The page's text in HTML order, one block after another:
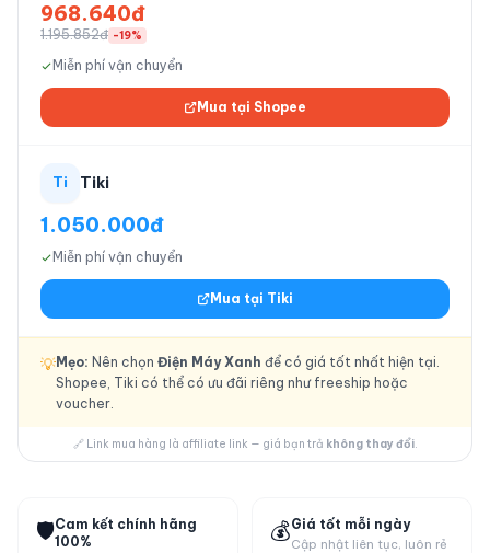
968.640đ
1.195.852đ -19%
Miễn phí vận chuyển
Mua tại Shopee
Ti Tiki
1.050.000đ
Miễn phí vận chuyển
Mua tại Tiki
💡Mẹo: Nên chọn Điện Máy Xanh để có giá tốt nhất hiện tại.
Shopee, Tiki có thể có ưu đãi riêng như freeship hoặc
voucher.
🔗 Link mua hàng là affiliate link — giá bạn trả không thay đổi.
🛡️Cam kết chính hãng
100%
💰Giá tốt mỗi ngày
Cập nhật liên tục, luôn rẻ